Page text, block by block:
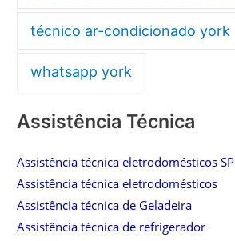
técnico ar-condicionado york
whatsapp york
Assistência Técnica
Assistência técnica eletrodomésticos SP
Assistência técnica eletrodomésticos
Assistência técnica de Geladeira
Assistência técnica de refrigerador